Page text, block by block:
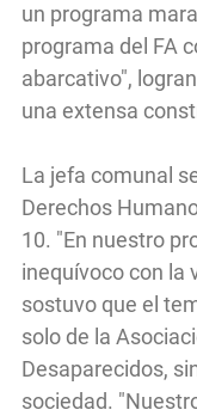
un programa
programa del FA
abarcativo",
una extensa
La jefa comunal
Derechos
10. "En nuestro
inequívoco con la
sostuvo que el
solo de la
Desaparecidos,
sociedad.